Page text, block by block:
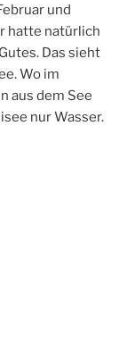
und
hatte natürlich
Das sieht
Wo im
aus dem See
nur Wasser.